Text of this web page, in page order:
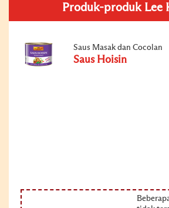
Produk-produk Lee
Saus Masak dan Cocolan
Saus Hoisin